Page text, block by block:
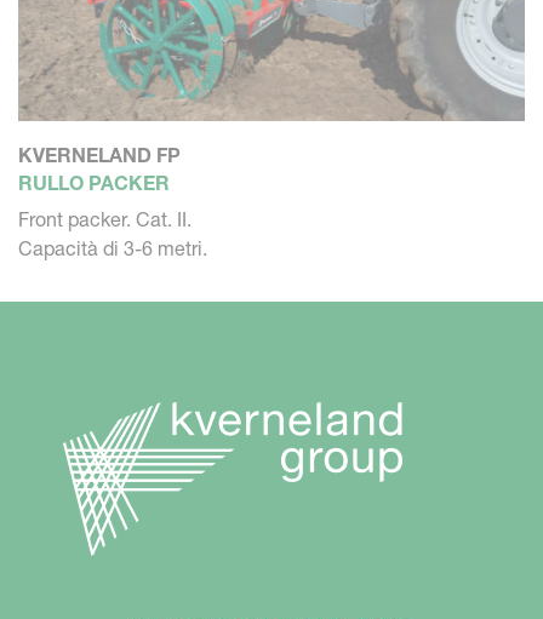
KVERNELAND FP
RULLO PACKER
Front packer. Cat. II.
Capacità di 3-6 metri.